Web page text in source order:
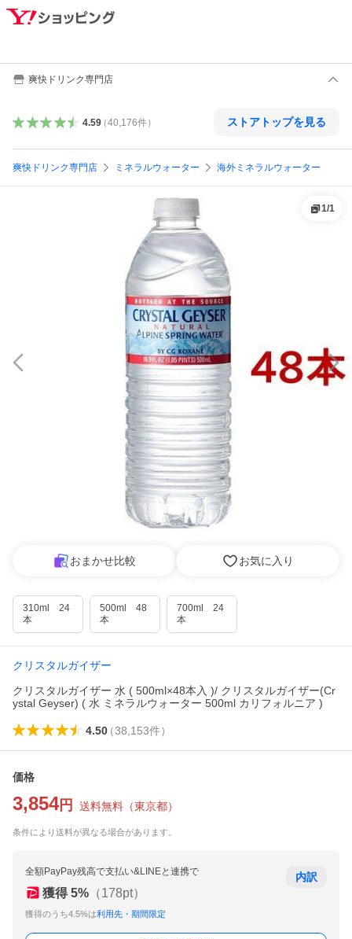
爽快ドリンク専門店
4.59（40,176件） ストアトップを見る
爽快ドリンク専門店 ミネラルウォーター 海外ミネラルウォーター
1/1
おまかせ比較 お気に入り
310ml 24
本
500ml 48
本
700ml 24
本
クリスタルガイザー
クリスタルガイザー 水 ( 500ml×48本入 )/ クリスタルガイザー(Cr
ystal Geyser) ( 水 ミネラルウォーター 500ml カリフォルニア )
4.50（38,153件）
価格
3,854円 送料無料 （東京都）
条件により送料が異なる場合があります。
全額PayPay残高で支払い&LINEと連携で
獲得 5% （178pt）
獲得のうち4.5%は利用先・期間限定
内訳